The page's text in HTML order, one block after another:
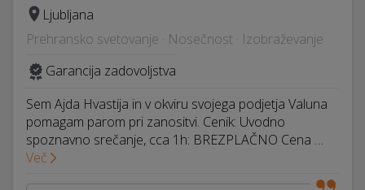
Ljubljana
Prehransko svetovanje · Nosečnost · Izobraževanje
Garancija zadovoljstva
Sem Ajda Hvastija in v okviru svojega podjetja Valuna
pomagam parom pri zanositvi. Cenik: Uvodno
spoznavno srečanje, cca 1h: BREZPLAČNO Cena …
Več